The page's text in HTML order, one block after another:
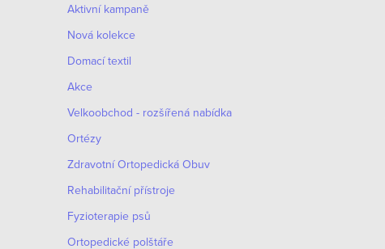
Aktivní kampaně
Nová kolekce
Domací textil
Akce
Velkoobchod - rozšířená nabídka
Ortézy
Zdravotní Ortopedická Obuv
Rehabilitační přístroje
Fyzioterapie psů
Ortopedické polštáře